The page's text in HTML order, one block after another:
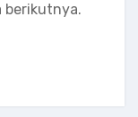
berikutnya.